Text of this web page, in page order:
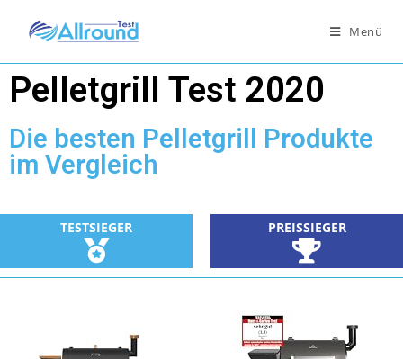
Menü
Pelletgrill Test 2020
Die besten Pelletgrill Produkte
im Vergleich
TESTSIEGER PREISSIEGER